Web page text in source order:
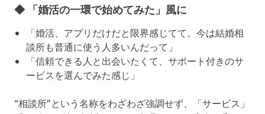
◆ 「婚活の一環で始めてみた」風に
「婚活、アプリだけだと限界感じてて。今は結婚相
談所も普通に使う人多いんだって」
「信頼できる人と出会いたくて、サポート付きのサ
ービスを選んでみた感じ」
“相談所”という名称をわざわざ強調せず、「サービス」